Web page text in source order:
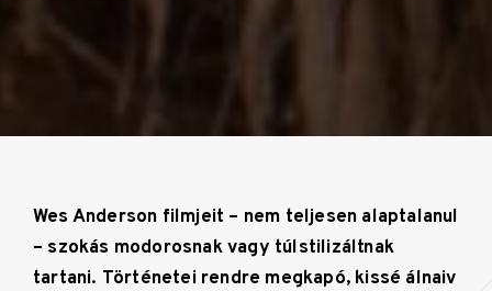
Wes Anderson filmjeit – nem teljesen alaptalanul
– szokás modorosnak vagy túlstilizáltnak
tartani. Történetei rendre megkapó, kissé álnaiv